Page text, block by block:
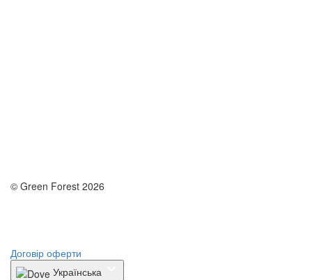
© Green Forest 2026
Договір оферти
Українська